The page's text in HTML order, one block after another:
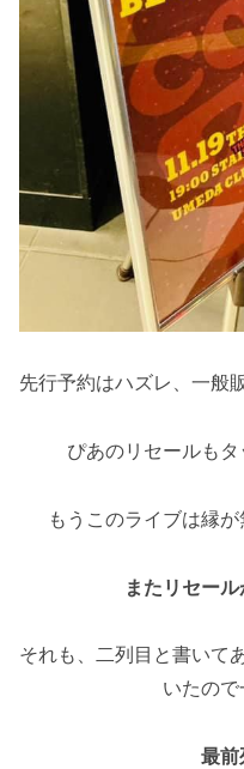
先行予約はハズレ、一般
ぴあのリセールもタ
もうこのライブは縁
またリセー
それも、二列目と書いて
いたので
最前